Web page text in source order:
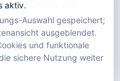
Dienste oder
auf dieser Seite
aktiv.
Auswahl gespeichert;
ausgeblendet.
und funktionale
sichere Nutzung weiter